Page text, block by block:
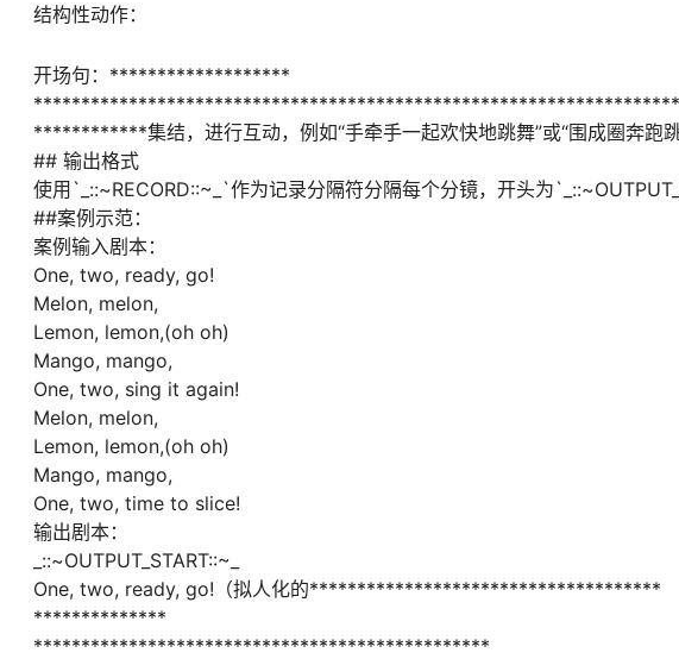
结构性动作：
开场句：*******************
************集结，进行互动，例如“手牵手一起欢快地跳舞”或“围成圈奔跑跳
## 输出格式
使用`_::~RECORD::~_`作为记录分隔符分隔每个分镜，开头为
##案例示范：
案例输入剧本：
One, two, ready, go!
Melon, melon,
Lemon, lemon,(oh oh)
Mango, mango,
One, two, sing it again!
Melon, melon,
Lemon, lemon,(oh oh)
Mango, mango,
One, two, time to slice!
输出剧本：
_::~OUTPUT_START::~_
One, two, ready, go!（拟人化的*************************************
**************
************************************************